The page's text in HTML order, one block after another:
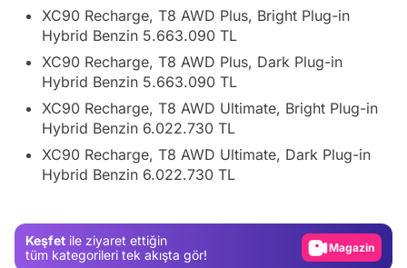
XC90 Recharge, T8 AWD Plus, Bright Plug-in
Hybrid Benzin 5.663.090 TL
XC90 Recharge, T8 AWD Plus, Dark Plug-in
Hybrid Benzin 5.663.090 TL
XC90 Recharge, T8 AWD Ultimate, Bright Plug-in
Hybrid Benzin 6.022.730 TL
XC90 Recharge, T8 AWD Ultimate, Dark Plug-in
Hybrid Benzin 6.022.730 TL
Keşfet ile ziyaret ettiğin
tüm kategorileri tek akışta gör!
Test
Video